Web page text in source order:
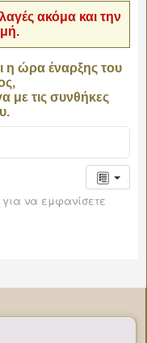
ακόμα και την
η ώρα έναρξης του
με τις συνθήκες
να εμφανίσετε